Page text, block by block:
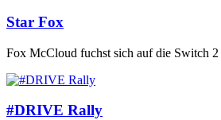
Star Fox
Fox McCloud fuchst sich auf die Switch 2
#DRIVE Rally